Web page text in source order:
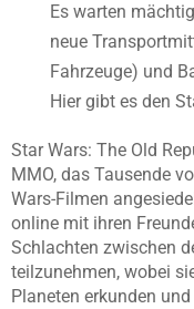
Es warten
neue
Fahrzeuge) und
Hier gibt es den
Star Wars: The Old
MMO, das Tausende
Wars-Filmen
online mit ihren
Schlachten zwischen
teilzunehmen, wobei
Planeten erkunden